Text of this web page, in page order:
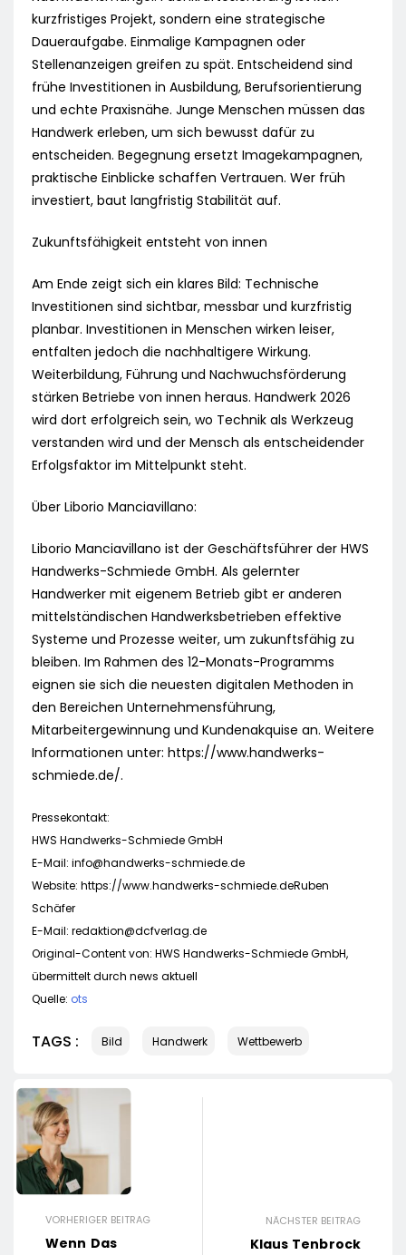
kurzfristiges Projekt, sondern eine strategische
Daueraufgabe. Einmalige Kampagnen oder
Stellenanzeigen greifen zu spät. Entscheidend sind
frühe Investitionen in Ausbildung, Berufsorientierung
und echte Praxisnähe. Junge Menschen müssen das
Handwerk erleben, um sich bewusst dafür zu
entscheiden. Begegnung ersetzt Imagekampagnen,
praktische Einblicke schaffen Vertrauen. Wer früh
investiert, baut langfristig Stabilität auf.
Zukunftsfähigkeit entsteht von innen
Am Ende zeigt sich ein klares Bild: Technische
Investitionen sind sichtbar, messbar und kurzfristig
planbar. Investitionen in Menschen wirken leiser,
entfalten jedoch die nachhaltigere Wirkung.
Weiterbildung, Führung und Nachwuchsförderung
stärken Betriebe von innen heraus. Handwerk 2026
wird dort erfolgreich sein, wo Technik als Werkzeug
verstanden wird und der Mensch als entscheidender
Erfolgsfaktor im Mittelpunkt steht.
Über Liborio Manciavillano:
Liborio Manciavillano ist der Geschäftsführer der HWS
Handwerks-Schmiede GmbH. Als gelernter
Handwerker mit eigenem Betrieb gibt er anderen
mittelständischen Handwerksbetrieben effektive
Systeme und Prozesse weiter, um zukunftsfähig zu
bleiben. Im Rahmen des 12-Monats-Programms
eignen sie sich die neuesten digitalen Methoden in
den Bereichen Unternehmensführung,
Mitarbeitergewinnung und Kundenakquise an. Weitere
Informationen unter: https://www.handwerks-
schmiede.de/.
Pressekontakt:
HWS Handwerks-Schmiede GmbH
E-Mail: info@handwerks-schmiede.de
Website: https://www.handwerks-schmiede.deRuben
Schäfer
E-Mail: redaktion@dcfverlag.de
Original-Content von: HWS Handwerks-Schmiede GmbH,
übermittelt durch news aktuell
Quelle: ots
TAGS : Bild Handwerk Wettbewerb
VORHERIGER BEITRAG
Wenn Das
NÄCHSTER BEITRAG
Klaus Tenbrock